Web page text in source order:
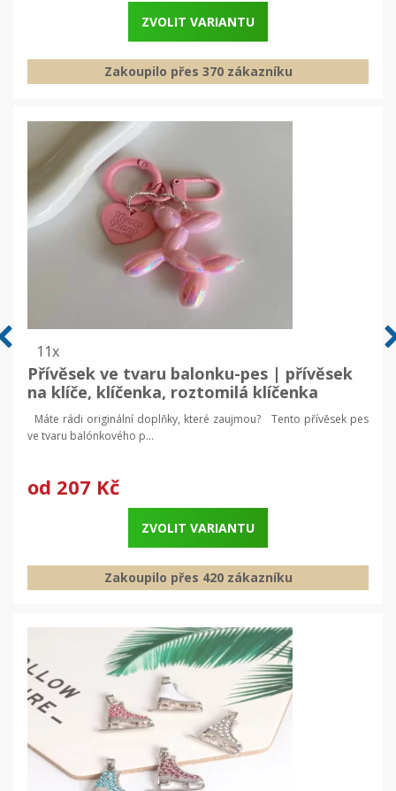
ZVOLIT VARIANTU
Zakoupilo přes 370 zákazníku
11x
Přívěsek ve tvaru balonku-pes | přívěsek
na klíče, klíčenka, roztomilá klíčenka
Máte rádi originální doplňky, které zaujmou? Tento přívěsek pes
ve tvaru balónkového p...
od 207 Kč
ZVOLIT VARIANTU
Zakoupilo přes 420 zákazníku